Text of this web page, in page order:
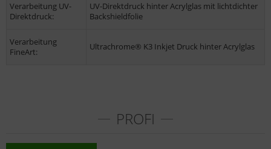
Verarbeitung UV-
Direktdruck:
UV-Direktdruck hinter Acrylglas mit lichtdichter
Backshieldfolie
Verarbeitung
FineArt:
Ultrachrome® K3 Inkjet Druck hinter Acrylglas
PROFI